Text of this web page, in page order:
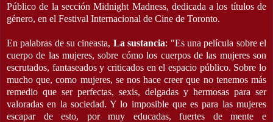
Público de la sección Midnight Madness, dedicada a los títulos de
género, en el Festival Internacional de Cine de Toronto.
En palabras de su cineasta, La sustancia: "Es una película sobre el
cuerpo de las mujeres, sobre cómo los cuerpos de las mujeres son
escrutados, fantaseados y criticados en el espacio público. Sobre lo
mucho que, como mujeres, se nos hace creer que no tenemos más
remedio que ser perfectas, sexis, delgadas y hermosas para ser
valoradas en la sociedad. Y lo imposible que es para las mujeres
escapar de esto, por muy educadas, fuertes de mente e